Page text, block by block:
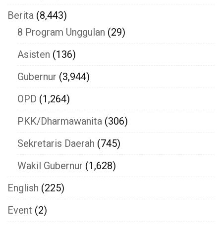
Berita (8,443)
8 Program Unggulan (29)
Asisten (136)
Gubernur (3,944)
OPD (1,264)
PKK/Dharmawanita (306)
Sekretaris Daerah (745)
Wakil Gubernur (1,628)
English (225)
Event (2)